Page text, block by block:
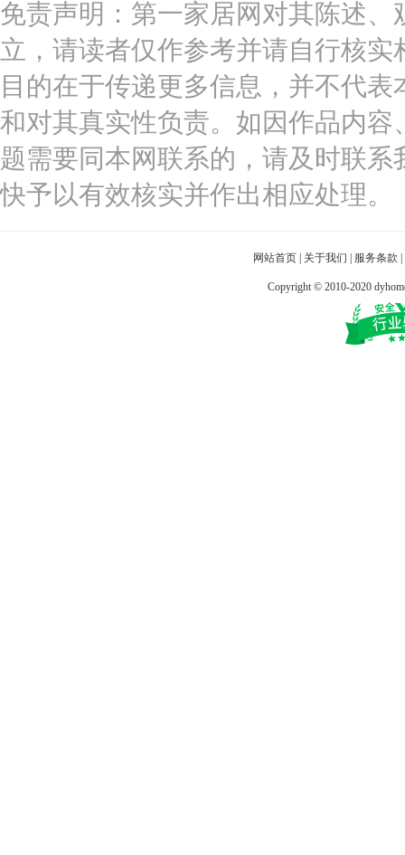
免责声明：第一家居网对其陈述、
立，请读者仅作参考并请自行核实
目的在于传递更多信息，并不代表
和对其真实性负责。如因作品内容
题需要同本网联系的，请及时联系
快予以有效核实并作出相应处理。
网站首页 关于我们 服务条款
Copyright © 2010-2020